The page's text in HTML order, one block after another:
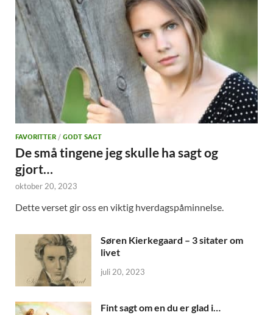
FAVORITTER / GODT SAGT
De små tingene jeg skulle ha sagt og
gjort…
oktober 20, 2023
Dette verset gir oss en viktig hverdagspåminnelse.
Søren Kierkegaard – 3 sitater om
livet
juli 20, 2023
Fint sagt om en du er glad i…